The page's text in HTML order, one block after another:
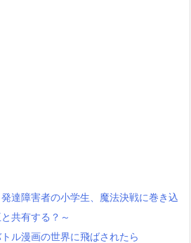
達障害者の小学生、魔法決戦に巻き込
共有する？～
ル漫画の世界に飛ばされたら